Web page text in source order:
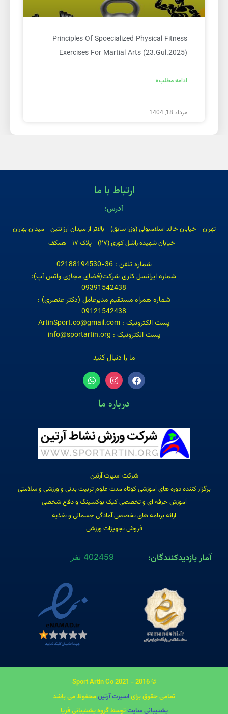
Principles Of Spoecialized Physical Fitness
Exercises For Martial Arts (23.Gul.2025)
ادامه مطلب»
مرداد 18, 1404
ارتباط با ما
آدرس:
تهران - خیابان خالد اسلامبولی (وزرا سابق) - بالاتر از میدان آرژانتین - میدان بهاران
- خیابان شهیده راشل کوری (۲۷) - پلاک ۱۷ - همکف
شماره تلفن : 36-02188194530
شماره ایرانسل کاری شرکت(فضای مجازی واتس آپ):
09391542438
شماره همراه مستقیم مدیرعامل (دکتر عنصری) :
09121542438
پست الکترونیک : ArtinSport.co@gmail.com
پست الکترونیک : info@sportartin.org
ما را دنبال کنید
درباره ما
شرکت اسپرت آرتین
برگزار کننده دوره های آموزشی کوتاه مدت علوم تربیت بدنی و ورزشی و سلامتی
آموزش حرفه ای و تخصصی کیک بوکسینگ و دفاع شخصی
ارائه برنامه های تخصصی آمادگی جسمانی و تغذیه
فروش تجهیزات ورزشی
آمار بازدیدکنندگان: 402459 نفر
© 2016 - 2021 Sport Artin Co
تمامی حقوق برایاسپرت آرتینمحفوظ می باشد
پشتیبانی سایتتوسط گروه پشتیبانی فریا